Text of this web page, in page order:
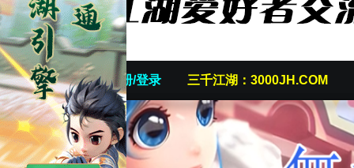
首页 发帖/注册/登录 三千江湖：3000JH.COM